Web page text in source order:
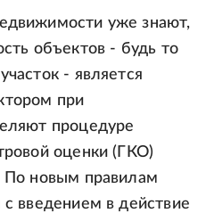
уже знают,
объектов - будь то
- является
при
процедуре
оценки (ГКО)
По новым правилам
введением в действие